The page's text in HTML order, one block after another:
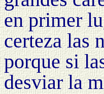
en primer
certeza las
porque si
desviar la